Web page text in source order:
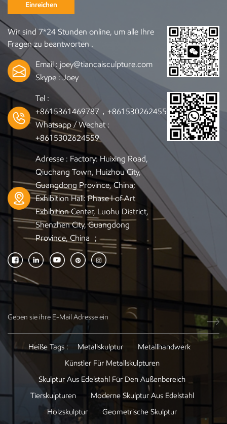
Einreichen
Wir sind 7*24 Stunden online, um alle Ihre
Fragen zu beantworten .
Email : joey@tiancaisculpture.com
Skype :Joey
Tel :
+8615361469787，+8615302624559
Whatsapp / Wechat :
+8615302624559
Adresse : Factory: Huixing Road,
Qiuchang Town, Huizhou City,
Guangdong Province, China;
Exhibition Hall: Phase I of Art
Exhibition Center, Luohu District,
Shenzhen City, Guangdong
Province, China ；
Heiße Tags : Metallskulptur
Metallhandwerk
Künstler Für Metallskulpturen
Skulptur Aus Edelstahl Für Den Außenbereich
Tierskulpturen
Moderne Skulptur Aus Edelstahl
Holzskulptur
Geometrische Skulptur